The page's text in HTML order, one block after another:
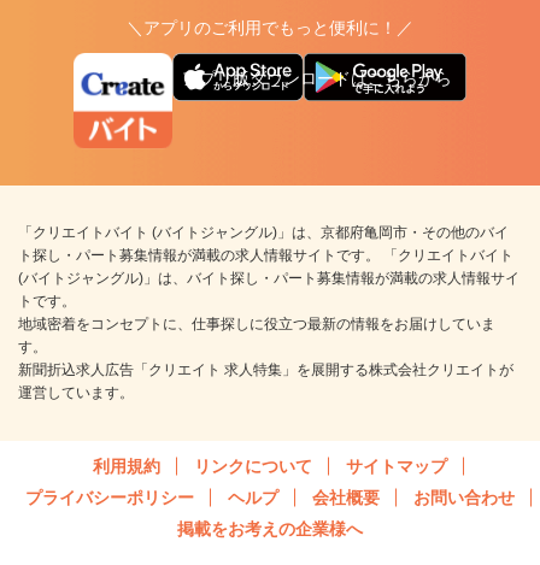
＼アプリのご利用でもっと便利に！／
アプリ版ダウンロードはこちらから
「クリエイトバイト (バイトジャングル)」は、京都府亀岡市・その他のバイ
ト探し・パート募集情報が満載の求人情報サイトです。 「クリエイトバイト
(バイトジャングル)」は、バイト探し・パート募集情報が満載の求人情報サイ
トです。
地域密着をコンセプトに、仕事探しに役立つ最新の情報をお届けしていま
す。
新聞折込求人広告「クリエイト 求人特集」を展開する株式会社クリエイトが
運営しています。
利用規約 リンクについて
サイトマップ
プライバシーポリシー
ヘルプ 会社概要
お問い合わせ
掲載をお考えの企業様へ